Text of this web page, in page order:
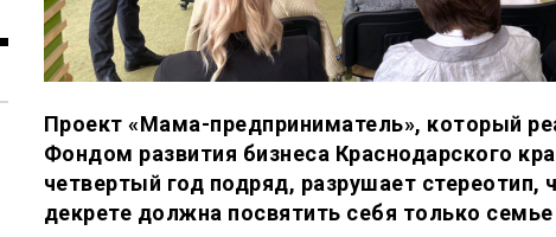
Проект «Мама-предприниматель», который
Фондом развития бизнеса Краснодарского
четвертый год подряд, разрушает стереотип,
декрете должна посвятить себя только семье